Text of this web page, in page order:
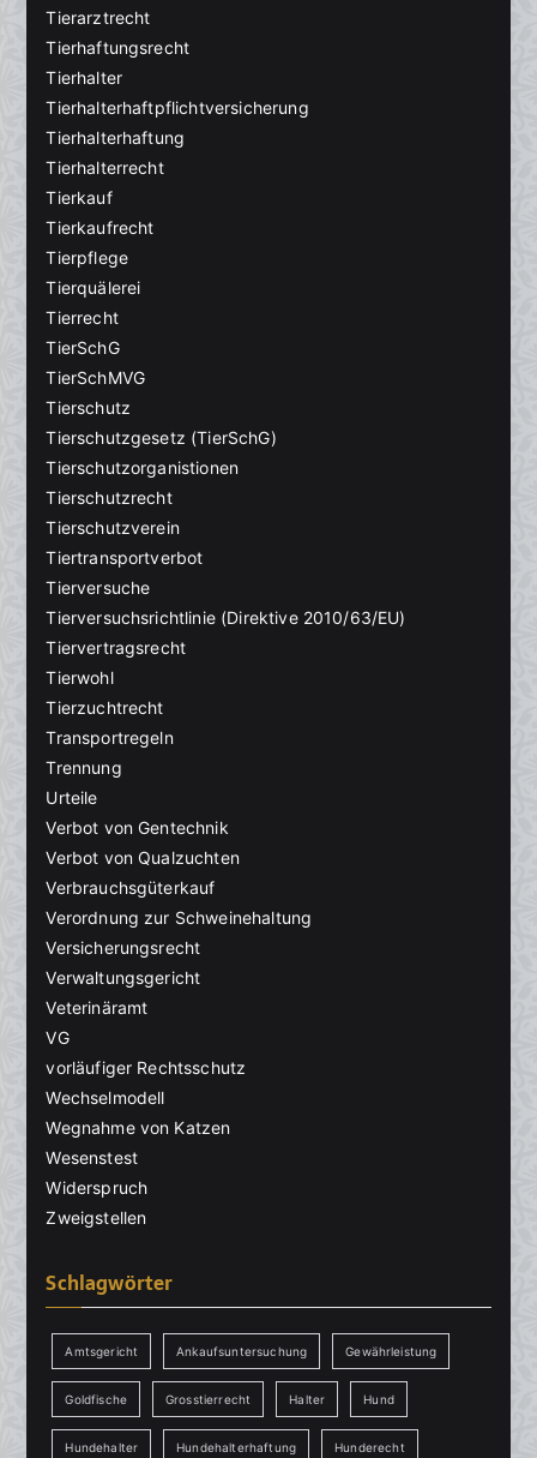
Tierarztrecht
Tierhaftungsrecht
Tierhalter
Tierhalterhaftpflichtversicherung
Tierhalterhaftung
Tierhalterrecht
Tierkauf
Tierkaufrecht
Tierpflege
Tierquälerei
Tierrecht
TierSchG
TierSchMVG
Tierschutz
Tierschutzgesetz (TierSchG)
Tierschutzorganistionen
Tierschutzrecht
Tierschutzverein
Tiertransportverbot
Tierversuche
Tierversuchsrichtlinie (Direktive 2010/63/EU)
Tiervertragsrecht
Tierwohl
Tierzuchtrecht
Transportregeln
Trennung
Urteile
Verbot von Gentechnik
Verbot von Qualzuchten
Verbrauchsgüterkauf
Verordnung zur Schweinehaltung
Versicherungsrecht
Verwaltungsgericht
Veterinäramt
VG
vorläufiger Rechtsschutz
Wechselmodell
Wegnahme von Katzen
Wesenstest
Widerspruch
Zweigstellen
Schlagwörter
Amtsgericht Ankaufsuntersuchung Gewährleistung
Goldfische Grosstierrecht Halter Hund
Hundehalter Hundehalterhaftung Hunderecht